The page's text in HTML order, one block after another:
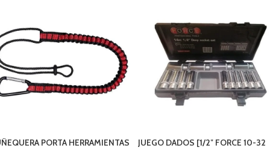
PORTA HERRAMIENTAS
JUEGO DADOS [1/2″ FORCE 10-32